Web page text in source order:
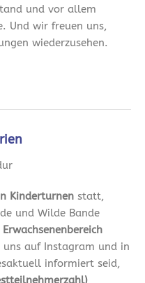
und vor allem
Und wir freuen uns,
wiederzusehen.
Kinderturnen statt,
und Wilde Bande
Erwachsenenbereich
auf Instagram und in
informiert seid,